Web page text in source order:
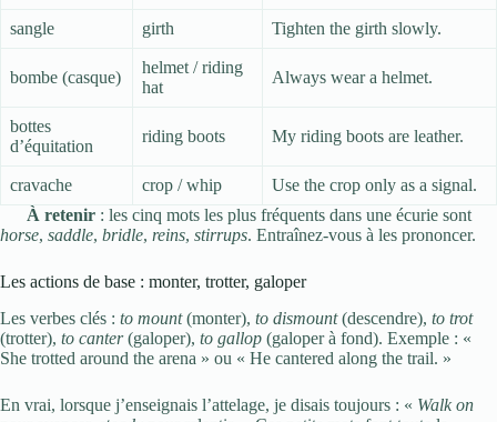
sangle girth Tighten the girth slowly.
bombe (casque)
helmet / riding
hat
Always wear a helmet.
bottes
d’équitation
riding boots My riding boots are leather.
cravache crop / whip
Use the crop only as a signal.
À retenir : les cinq mots les plus fréquents dans une écurie sont
horse, saddle, bridle, reins, stirrups. Entraînez-vous à les prononcer.
Les actions de base : monter, trotter, galoper
Les verbes clés : to mount(monter), to dismount(descendre), to trot
(trotter), to canter(galoper), to gallop (galoper à fond). Exemple : «
She trotted around the arena » ou « He cantered along the trail. »
En vrai, lorsque j’enseignais l’attelage, je disais toujours : « Walk on